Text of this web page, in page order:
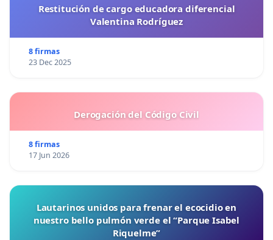
Restitución de cargo educadora diferencial
Valentina Rodríguez
8 firmas
23 Dec 2025
Derogación del Código Civil
8 firmas
17 Jun 2026
Lautarinos unidos para frenar el ecocidio en
nuestro bello pulmón verde el “Parque Isabel
Riquelme”